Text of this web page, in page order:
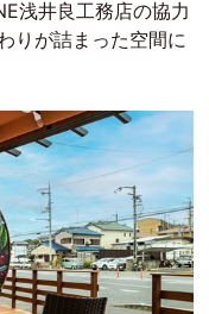
浅井良工務店の協力
りが詰まった空間に